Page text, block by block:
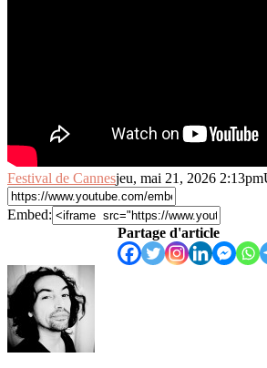
Festival de Cannesjeu, mai 21, 2026 2:13pm
Embed:
Partage d'article